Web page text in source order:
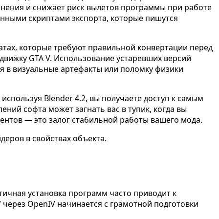
и снижает риск вылетов программы при работе
скриптами экспорта, которые пишутся
которые требуют правильной конвертации перед
GTA V. Использование устаревших версий
в визуальные артефакты или поломку физики
Blender 4.2, вы получаете доступ к самым
софта может загнать вас в тупик, когда вы
— это залог стабильной работы вашего мода.
установка программ часто приводит к
OpenIV начинается с грамотной подготовки